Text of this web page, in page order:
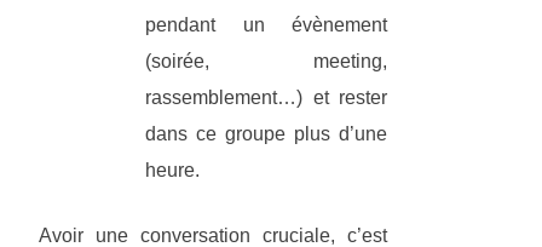
pendant un évènement
(soirée, meeting,
rassemblement…) et rester
dans ce groupe plus d’une
heure.
Avoir une conversation cruciale, c’est